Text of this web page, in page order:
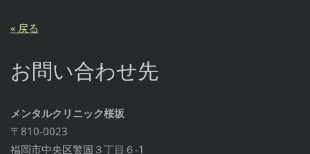
« 戻る
お問い合わせ先
メンタルクリニック桜坂
〒810-0023
福岡市中央区警固３丁目６-1